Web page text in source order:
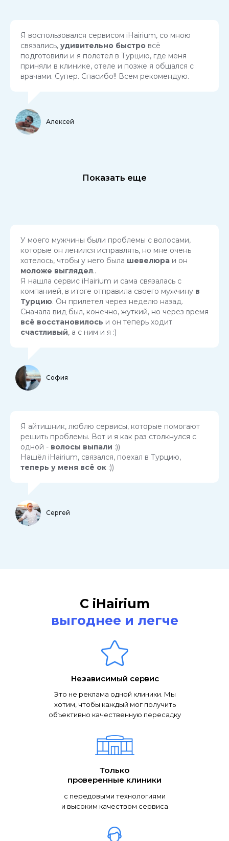
Я воспользовался сервисом iHairium, со мною
связались, удивительно быстро всё
подготовили и я полетел в Турцию, где меня
приняли в клинике, отеле и позже я общался с
врачами. Супер. Спасибо!! Всем рекомендую.
Алексей
Показать еще
У моего мужчины были проблемы с волосами,
которые он ленился исправлять, но мне очень
хотелось, чтобы у него была шевелюра и он
моложе выглядел..
Я нашла сервис iHairium и сама связалась с
компанией, в итоге отправила своего мужчину в
Турцию. Он прилетел через неделю назад.
Сначала вид был, конечно, жуткий, но через время
всё восстановилось и он теперь ходит
счастливый, а с ним и я :)
София
Я айтишник, люблю сервисы, которые помогают
решить проблемы. Вот и я как раз столкнулся с
одной - волосы выпали :))
Нашёл iHairium, связался, поехал в Турцию,
теперь у меня всё ок :))
Сергей
Только
проверенные клиники
с передовыми технологиями
и высоким качеством сервиса
Независимый сервис
Это не реклама одной клиники. Мы
хотим, чтобы каждый мог получить
объективно качественную пересадку
С iHairium
выгоднее и легче